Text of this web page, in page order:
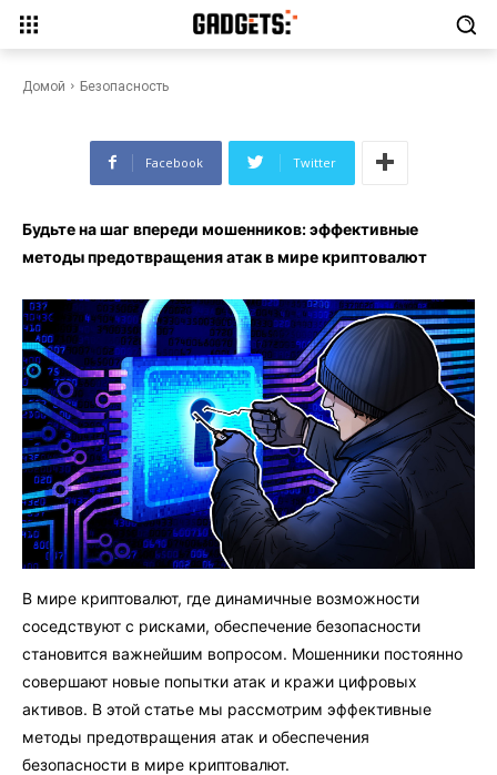
Домой Безопасность
методы предотвращения атак
Facebook Twitter
Будьте на шаг впереди мошенников: эффективные
методы предотвращения атак в мире криптовалют
В мире криптовалют, где динамичные возможности
соседствуют с рисками, обеспечение безопасности
становится важнейшим вопросом. Мошенники постоянно
совершают новые попытки атак и кражи цифровых
активов. В этой статье мы рассмотрим эффективные
методы предотвращения атак и обеспечения
безопасности в мире криптовалют.